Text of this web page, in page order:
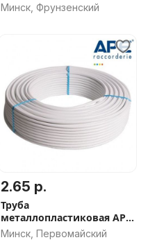
фитинги
Минск, Фрунзенский
2.65 р.
Труба
металлопластиковая APE
16*2.0 PEXB/AL/PEXB
Минск, Первомайский